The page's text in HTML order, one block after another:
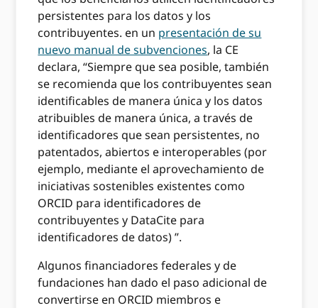
persistentes para los datos y los
contribuyentes. en un presentación de su
nuevo manual de subvenciones, la CE
declara, “Siempre que sea posible, también
se recomienda que los contribuyentes sean
identificables de manera única y los datos
atribuibles de manera única, a través de
identificadores que sean persistentes, no
patentados, abiertos e interoperables (por
ejemplo, mediante el aprovechamiento de
iniciativas sostenibles existentes como
ORCID para identificadores de
contribuyentes y DataCite para
identificadores de datos) ”.
Algunos financiadores federales y de
fundaciones han dado el paso adicional de
convertirse en ORCID miembros e